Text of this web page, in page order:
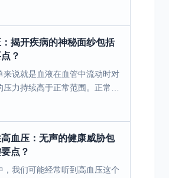
致短暂性缺血。除了患病因
揭开疾病的神秘面纱包括
？
来说就是血液在血管中流动时对
压力持续高于正常范围。正常情
会在一定范围内波动，但当收
血压：无声的健康威胁包
点？
，我们可能经常听到高血压这个